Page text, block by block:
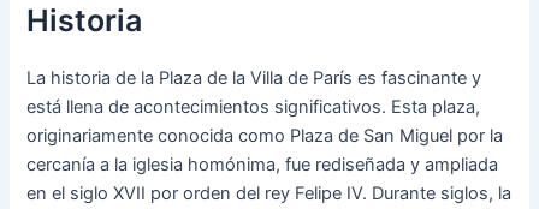
Historia
La historia de la Plaza de la Villa de París es fascinante y
está llena de acontecimientos significativos. Esta plaza,
originariamente conocida como Plaza de San Miguel por la
cercanía a la iglesia homónima, fue rediseñada y ampliada
en el siglo XVII por orden del rey Felipe IV. Durante siglos, la